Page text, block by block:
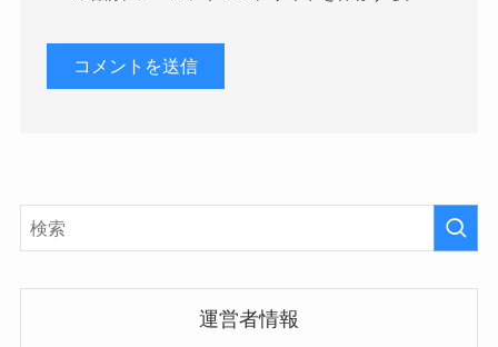
運営者情報